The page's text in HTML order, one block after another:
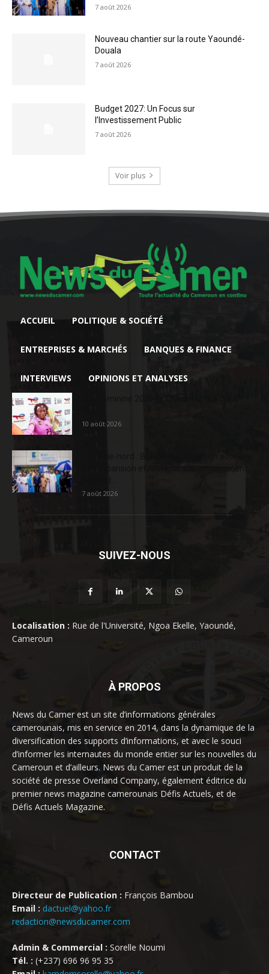
7 août 2026
Nouveau chantier sur la route Yaoundé-
Douala
7 août 2026
Budget 2027: Un Focus sur
l’Investissement Public
7 août 2026
Voir plus
ACCUEIL POLITIQUE & SOCIÉTÉ
ENTREPRISES & MARCHÉS BANQUES & FINANCE
INTERVIEWS OPINIONS ET ANALYSES
10 août 2026
7 août 2026
SUIVEZ-NOUS
Localisation : Rue de l'Université, Ngoa Ekelle, Yaoundé,
Cameroun
À PROPOS
News du Camer est un site d’informations générales
camerounais, mis en service en 2014, dans la dynamique de la
diversification des supports d’informations, et avec le souci
d’informer les internautes du monde entier sur les nouvelles du
Cameroun et d’ailleurs. News du Camer est un produit de la
société de presse Overland Company, également éditrice du
premier news magazine camerounais Défis Actuels, et de
Défis Actuels Magazine.
CONTACT
Directeur de Publication : François Bambou
Email : dactuel@yahoo.fr
redaction@newsducamer.com
Admin & Commercial : Sorelle Noumi
Tél. : (+237) 696 96 95 35